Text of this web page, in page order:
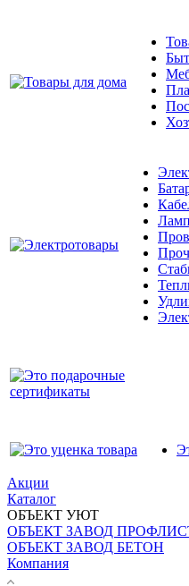
Акции
Каталог
ОБЪЕКТ УЮТ
ОБЪЕКТ ЗАВОД
ОБЪЕКТ ЗАВОД БЕТОН
Компания